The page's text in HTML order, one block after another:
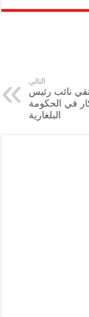
ar
التالي
نائب رئيس
في الحكومة
البلغارية